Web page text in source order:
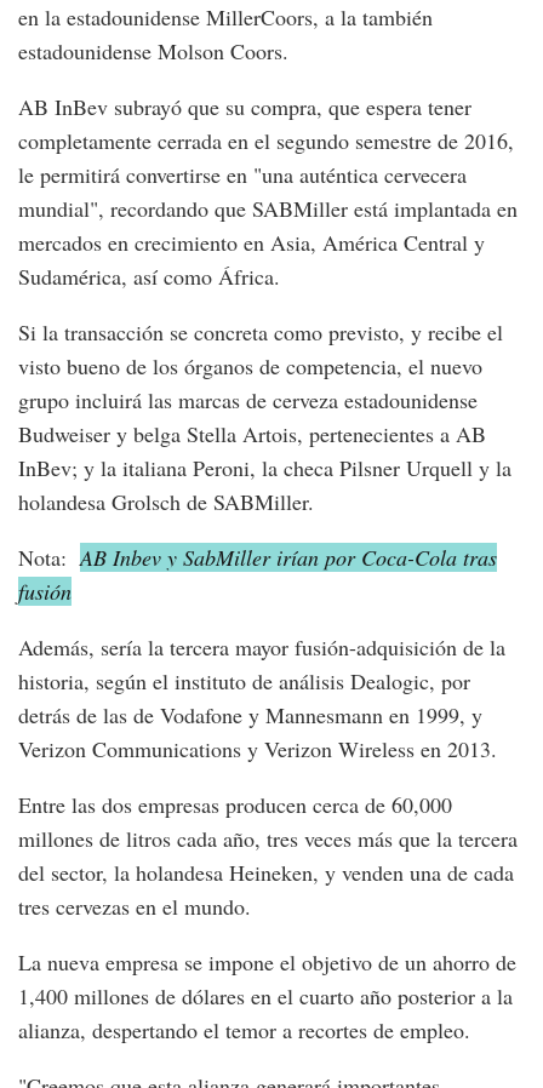
en la estadounidense MillerCoors, a la también
estadounidense Molson Coors.
AB InBev subrayó que su compra, que espera tener
completamente cerrada en el segundo semestre de 2016,
le permitirá convertirse en "una auténtica cervecera
mundial", recordando que SABMiller está implantada en
mercados en crecimiento en Asia, América Central y
Sudamérica, así como África.
Si la transacción se concreta como previsto, y recibe el
visto bueno de los órganos de competencia, el nuevo
grupo incluirá las marcas de cerveza estadounidense
Budweiser y belga Stella Artois, pertenecientes a AB
InBev; y la italiana Peroni, la checa Pilsner Urquell y la
holandesa Grolsch de SABMiller.
Nota: AB Inbev y SabMiller irían por Coca-Cola tras
fusión
Además, sería la tercera mayor fusión-adquisición de la
historia, según el instituto de análisis Dealogic, por
detrás de las de Vodafone y Mannesmann en 1999, y
Verizon Communications y Verizon Wireless en 2013.
Entre las dos empresas producen cerca de 60,000
millones de litros cada año, tres veces más que la tercera
del sector, la holandesa Heineken, y venden una de cada
tres cervezas en el mundo.
La nueva empresa se impone el objetivo de un ahorro de
1,400 millones de dólares en el cuarto año posterior a la
alianza, despertando el temor a recortes de empleo.